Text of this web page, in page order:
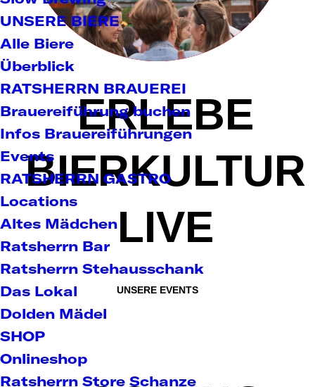
UNSERE BIERE
Alle Biere
Überblick
RATSHERRN BRAUEREI
Brauereiführung buchen
Infos Brauereiführungen
Events
RATSHERRN GASTRO
Locations
Altes Mädchen
Ratsherrn Bar
Ratsherrn Stehausschank
Das Lokal
Dolden Mädel
SHOP
Onlineshop
Ratsherrn Store Schanze
ERLEBE
BIERKULTUR
LIVE
UNSERE EVENTS